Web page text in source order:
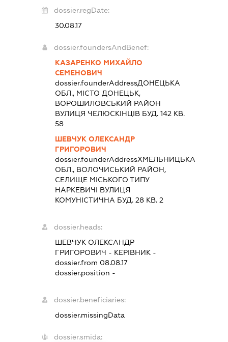
dossier.regDate:
30.08.17
dossier.foundersAndBenef:
КАЗАРЕНКО МИХАЙЛО
СЕМЕНОВИЧ
dossier.founderAddressДОНЕЦЬКА
ОБЛ., МІСТО ДОНЕЦЬК,
ВОРОШИЛОВСЬКИЙ РАЙОН
ВУЛИЦЯ ЧЕЛЮСКІНЦІВ БУД. 142 КВ.
58
ШЕВЧУК ОЛЕКСАНДР
ГРИГОРОВИЧ
dossier.founderAddressХМЕЛЬНИЦЬКА
ОБЛ., ВОЛОЧИСЬКИЙ РАЙОН,
СЕЛИЩЕ МІСЬКОГО ТИПУ
НАРКЕВИЧІ ВУЛИЦЯ
КОМУНІСТИЧНА БУД. 28 КВ. 2
dossier.heads:
ШЕВЧУК ОЛЕКСАНДР
ГРИГОРОВИЧ - КЕРІВНИК -
dossier.from 08.08.17
dossier.position -
dossier.beneficiaries:
dossier.missingData
dossier.smida: